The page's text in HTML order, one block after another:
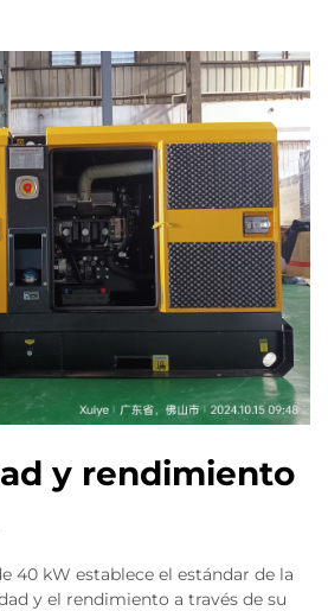
y rendimiento
40 kW establece el estándar de la
y el rendimiento a través de su